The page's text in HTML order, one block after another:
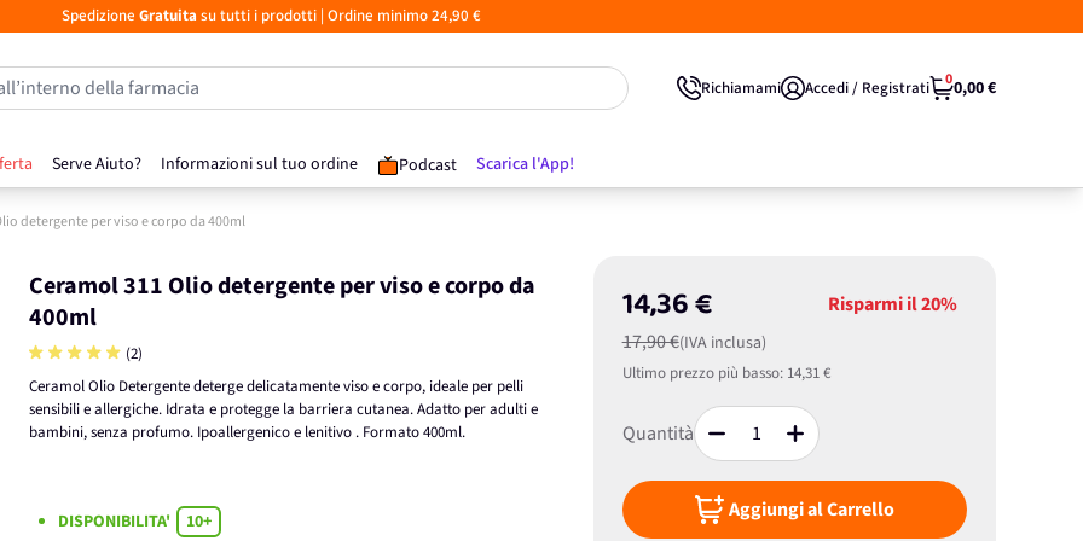
Spedizione Gratuita su tutti i prodotti| Ordine minimo 24,90 €
Serve Aiuto? Informazioni sul tuo ordine Podcast Scarica l'App!
della farmacia Richiamami Accedi / Registrati 00,00 €
detergente per viso e corpo da 400ml
Ceramol 311 Olio detergente per viso e corpo da
400ml
(2)
Ceramol Olio Detergente deterge delicatamente viso e corpo, ideale per pelli
sensibili e allergiche. Idrata e protegge la barriera cutanea. Adatto per adulti e
bambini, senza profumo. Ipoallergenico e lenitivo . Formato 400ml.
14,36 €
17,90 €(IVA inclusa)
Risparmi il20%
Ultimo prezzo più basso: 14,31 €
Quantità
Aggiungi al Carrello
DISPONIBILITA'
10+